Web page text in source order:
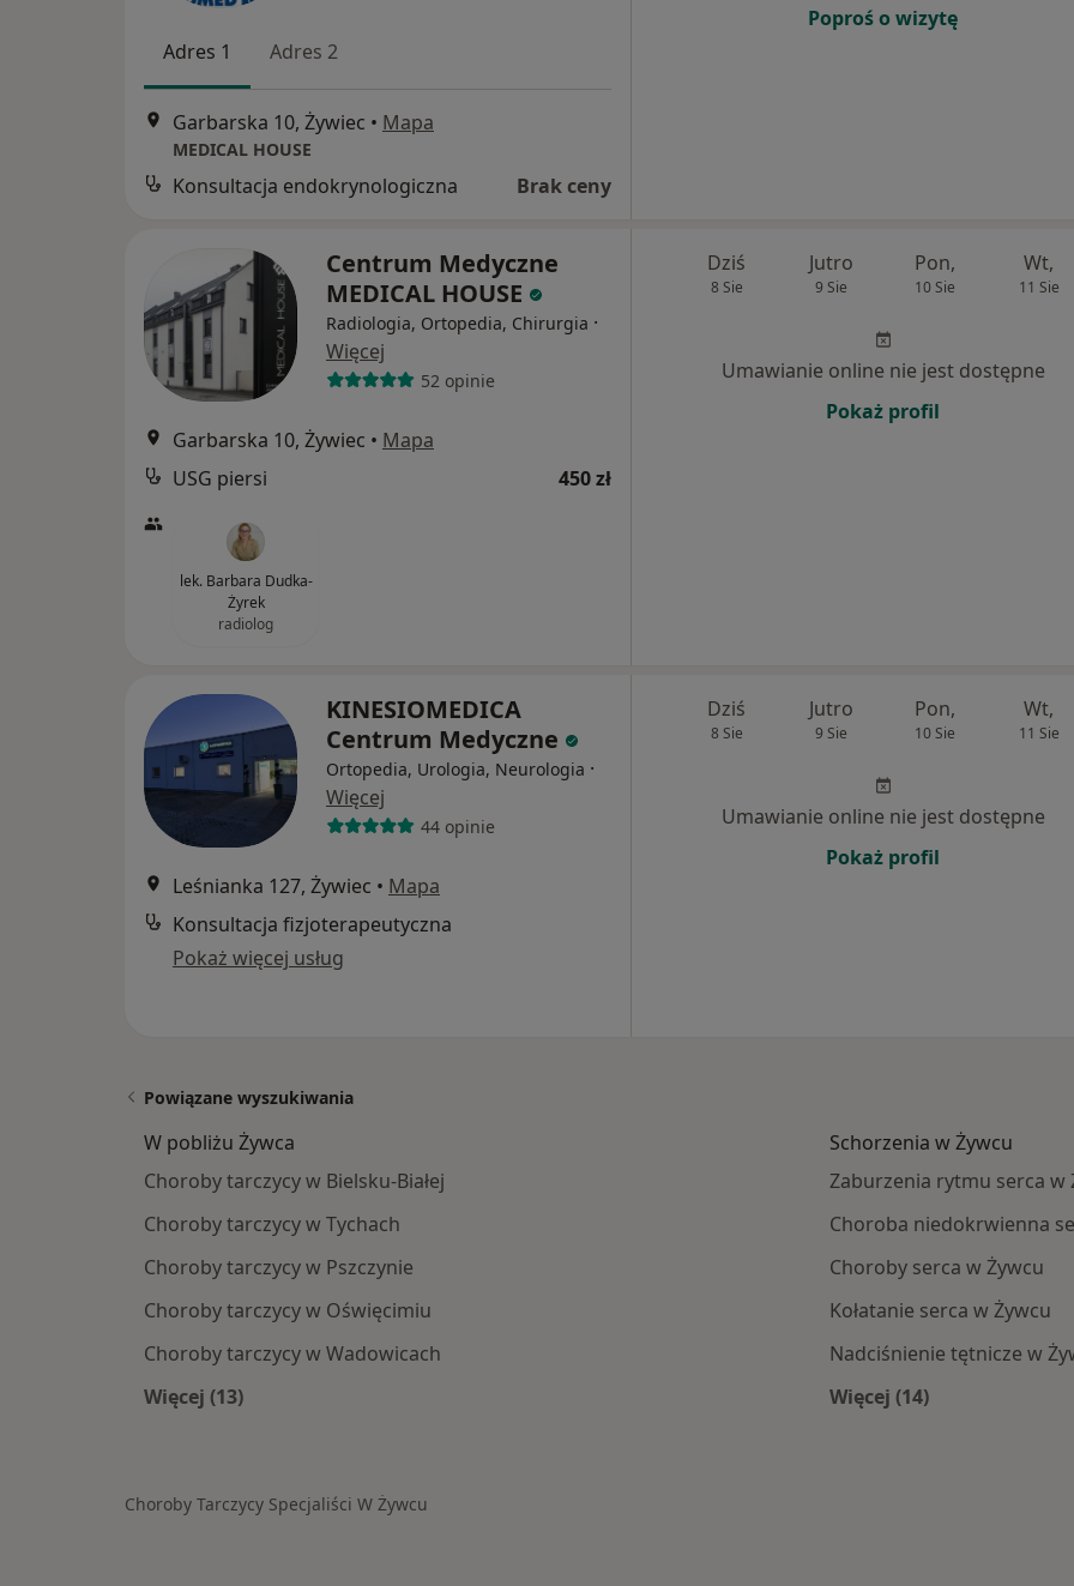
Adres 1 Adres 2
Garbarska 10, Żywiec • Mapa
MEDICAL HOUSE
Konsultacja endokrynologiczna Brak ceny
Poproś o wizytę
Centrum Medyczne
MEDICAL HOUSE
Radiologia, Ortopedia, Chirurgia ·
Więcej
52 opinie
Garbarska 10, Żywiec • Mapa
USG piersi
450 zł
lek. Barbara Dudka-
Żyrek
radiolog
Dziś
8 Sie
Jutro
9 Sie
Pon,
10 Sie
Wt,
11 Sie
Umawianie online nie jest dostępne
Pokaż profil
KINESIOMEDICA
Centrum Medyczne
Ortopedia, Urologia, Neurologia ·
Więcej
44 opinie
Leśnianka 127, Żywiec • Mapa
Konsultacja fizjoterapeutyczna
Pokaż więcej usług
Dziś
8 Sie
Jutro
9 Sie
Pon,
10 Sie
Wt,
11 Sie
Umawianie online nie jest dostępne
Pokaż profil
Powiązane wyszukiwania
W pobliżu Żywca
Choroby tarczycy w Bielsku-Białej
Choroby tarczycy w Tychach
Choroby tarczycy w Pszczynie
Choroby tarczycy w Oświęcimiu
Choroby tarczycy w Wadowicach
Więcej (13)
Schorzenia w Żywcu
Zaburzenia rytmu serca w
Choroba niedokrwienna
Choroby serca w Żywcu
Kołatanie serca w Żywcu
Nadciśnienie tętnicze w
Więcej (14)
Choroby Tarczycy Specjaliści W Żywcu